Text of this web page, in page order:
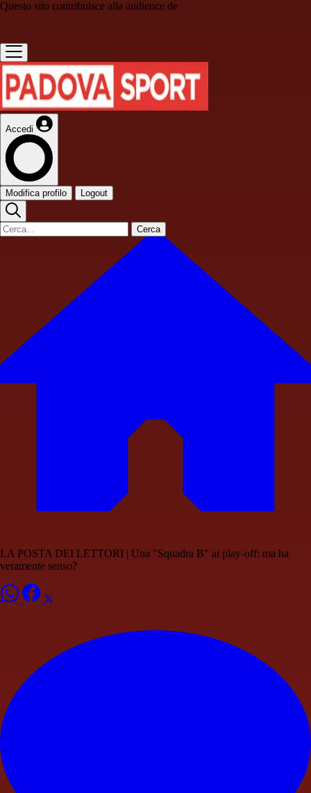
Questo sito contribuisce alla audience de
Accedi
Modifica profilo Logout
Cerca
LA POSTA DEI LETTORI | Una "Squadra B" ai play-off: ma ha
veramente senso?